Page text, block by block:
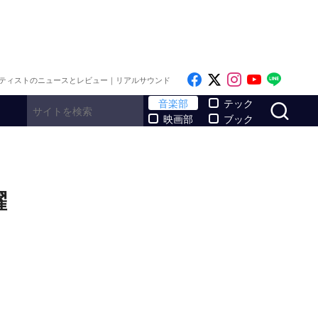
ィストのニュースとレビュー｜リアルサウンド Like on Facebook
Follow on x
Follow on
Follow
音楽部
映画部
テック
ブック